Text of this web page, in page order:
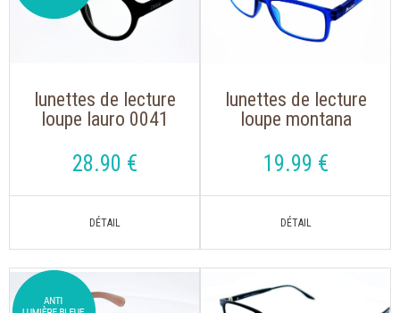
lunettes de lecture
loupe lauro 0041
28.90 €
lunettes de lecture
loupe montana
autour du cou
19.99 €